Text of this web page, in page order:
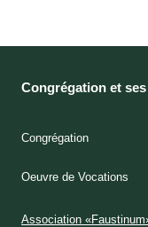
Congrégation et
Congrégation
Fondatrices
Mère Thérèse
Sainte Soeur
Mère Thérèse
Charisme
Origines
Aujourd’hui
Spiritualité
Origines
Aujourd’hui
Etapes de formation
Aspirat
Postulat
Noviciat
Profession
Formation
Couvents
Couvents en
Couvents à
Apostolat
Prière
Maisons de
Association
Edtions
Mass média
Autres
Maisons de
Maisons de
Maisons pour
Maisons de
Ecoles
Internats pour
Maisons de
Histoire
Description
Calendrier
Oeuvre de Vocations
Vocation
«Viens et vois»
Admission à la
Contact
Centre des
Centre des
Association